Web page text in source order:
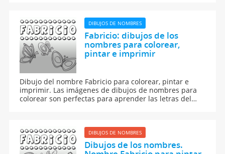
DIBUJOS DE NOMBRES
Fabricio: dibujos de los
nombres para colorear,
pintar e imprimir
Dibujo del nombre Fabricio para colorear, pintar e
imprimir. Las imágenes de dibujos de nombres para
colorear son perfectas para aprender las letras del
DIBUJOS DE NOMBRES
Dibujos de los nombres.